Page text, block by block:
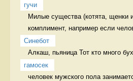
гучи
Милые существа (котята, щенки
комплимент, например если
Синебот
Алкаш, пьяница Тот кто много
гамосек
человек мужского пола